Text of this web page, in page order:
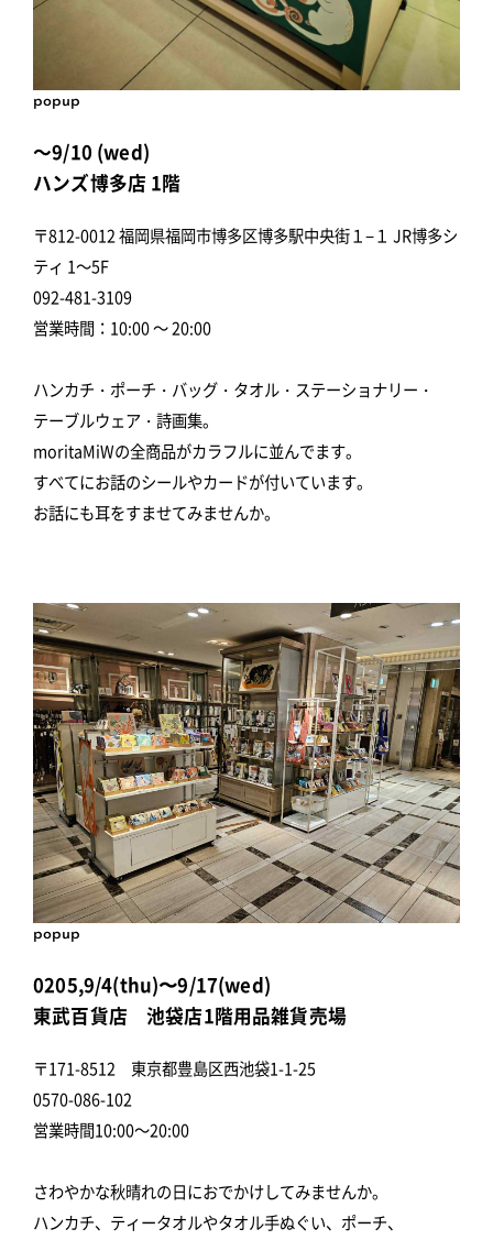
popup
～9/10 (wed)
ハンズ博多店 1階
〒812-0012 福岡県福岡市博多区博多駅中央街１−１ JR博多シ
ティ 1～5F
092-481-3109
営業時間：10:00 ～ 20:00
ハンカチ・ポーチ・バッグ・タオル・ステーショナリー・
テーブルウェア・詩画集。
moritaMiWの全商品がカラフルに並んでます。
すべてにお話のシールやカードが付いています。
お話にも耳をすませてみませんか。
popup
0205,9/4(thu)〜9/17(wed)
東武百貨店 池袋店1階用品雑貨売場
〒171-8512 東京都豊島区西池袋1-1-25
0570-086-102
営業時間10:00～20:00
さわやかな秋晴れの日におでかけしてみませんか。
ハンカチ、ティータオルやタオル手ぬぐい、ポーチ、